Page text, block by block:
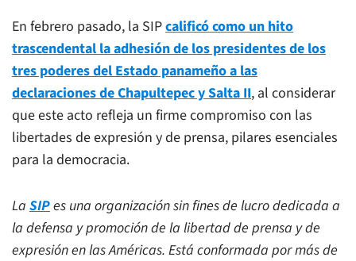
En febrero pasado, la SIPcalificó como un hito
trascendental la adhesión de los presidentes de los
tres poderes del Estado panameño a las
declaraciones de Chapultepec y Salta II, al considerar
que este acto refleja un firme compromiso con las
libertades de expresión y de prensa, pilares esenciales
para la democracia.
La SIPes una organización sin fines de lucro dedicada a
la defensa y promoción de la libertad de prensa y de
expresión en las Américas. Está conformada por más de